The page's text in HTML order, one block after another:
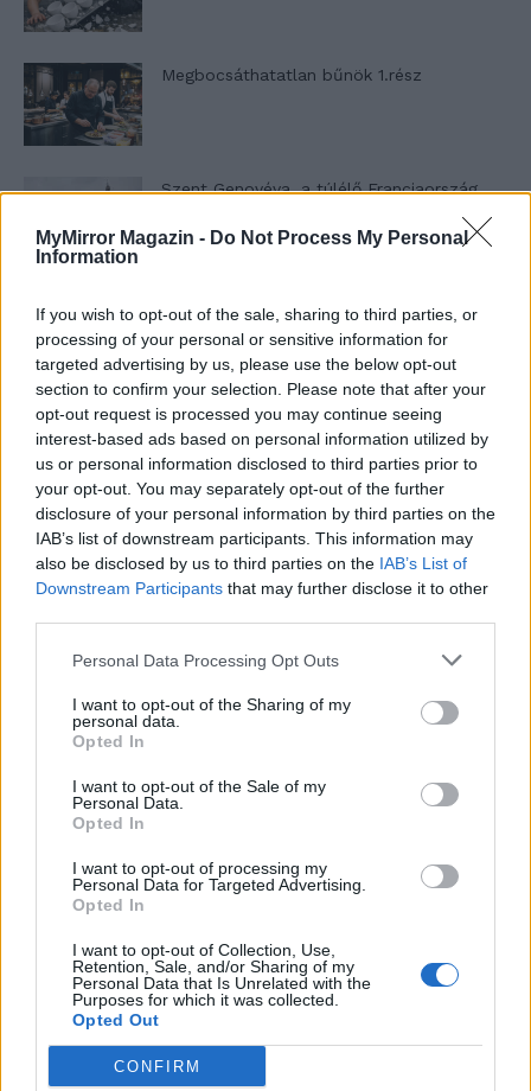
MyMirror Magazin - Do Not Process My Personal
Information
If you wish to opt-out of the sale, sharing to third parties, or
processing of your personal or sensitive information for
targeted advertising by us, please use the below opt-out
section to confirm your selection. Please note that after your
opt-out request is processed you may continue seeing
interest-based ads based on personal information utilized by
us or personal information disclosed to third parties prior to
your opt-out. You may separately opt-out of the further
disclosure of your personal information by third parties on the
IAB’s list of downstream participants. This information may
also be disclosed by us to third parties on the IAB’s List of
Downstream Participants that may further disclose it to other
Personal Data Processing Opt Outs
I want to opt-out of the Sharing of my
personal data.
Opted In
I want to opt-out of the Sale of my
Personal Data.
Opted In
I want to opt-out of processing my
Personal Data for Targeted Advertising.
Opted In
I want to opt-out of Collection, Use,
Retention, Sale, and/or Sharing of my
Personal Data that Is Unrelated with the
Purposes for which it was collected.
Opted Out
CONFIRM
Megbocsáthatatlan bűnök 1.rész
Szent Genovéva, a túlélő Franciaország
Minka 11. rész
T. szereti a fiatal lányokat 14. rész
nőknek, amikor segítséget kérnek?
gyűjteménye
Elyna Robbs: Adéle és az örökölt árnyak
13. rész
Woody Allen megosztó zsenialitása